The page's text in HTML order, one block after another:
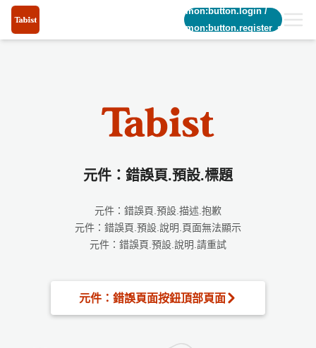
common:button.login/
common:button.register_short
元件：錯誤頁.預設.標題
元件：錯誤頁.預設.描述.抱歉
元件：錯誤頁.預設.說明.頁面無法顯示
元件：錯誤頁.預設.說明.請重試
元件：錯誤頁面按鈕頂部頁面